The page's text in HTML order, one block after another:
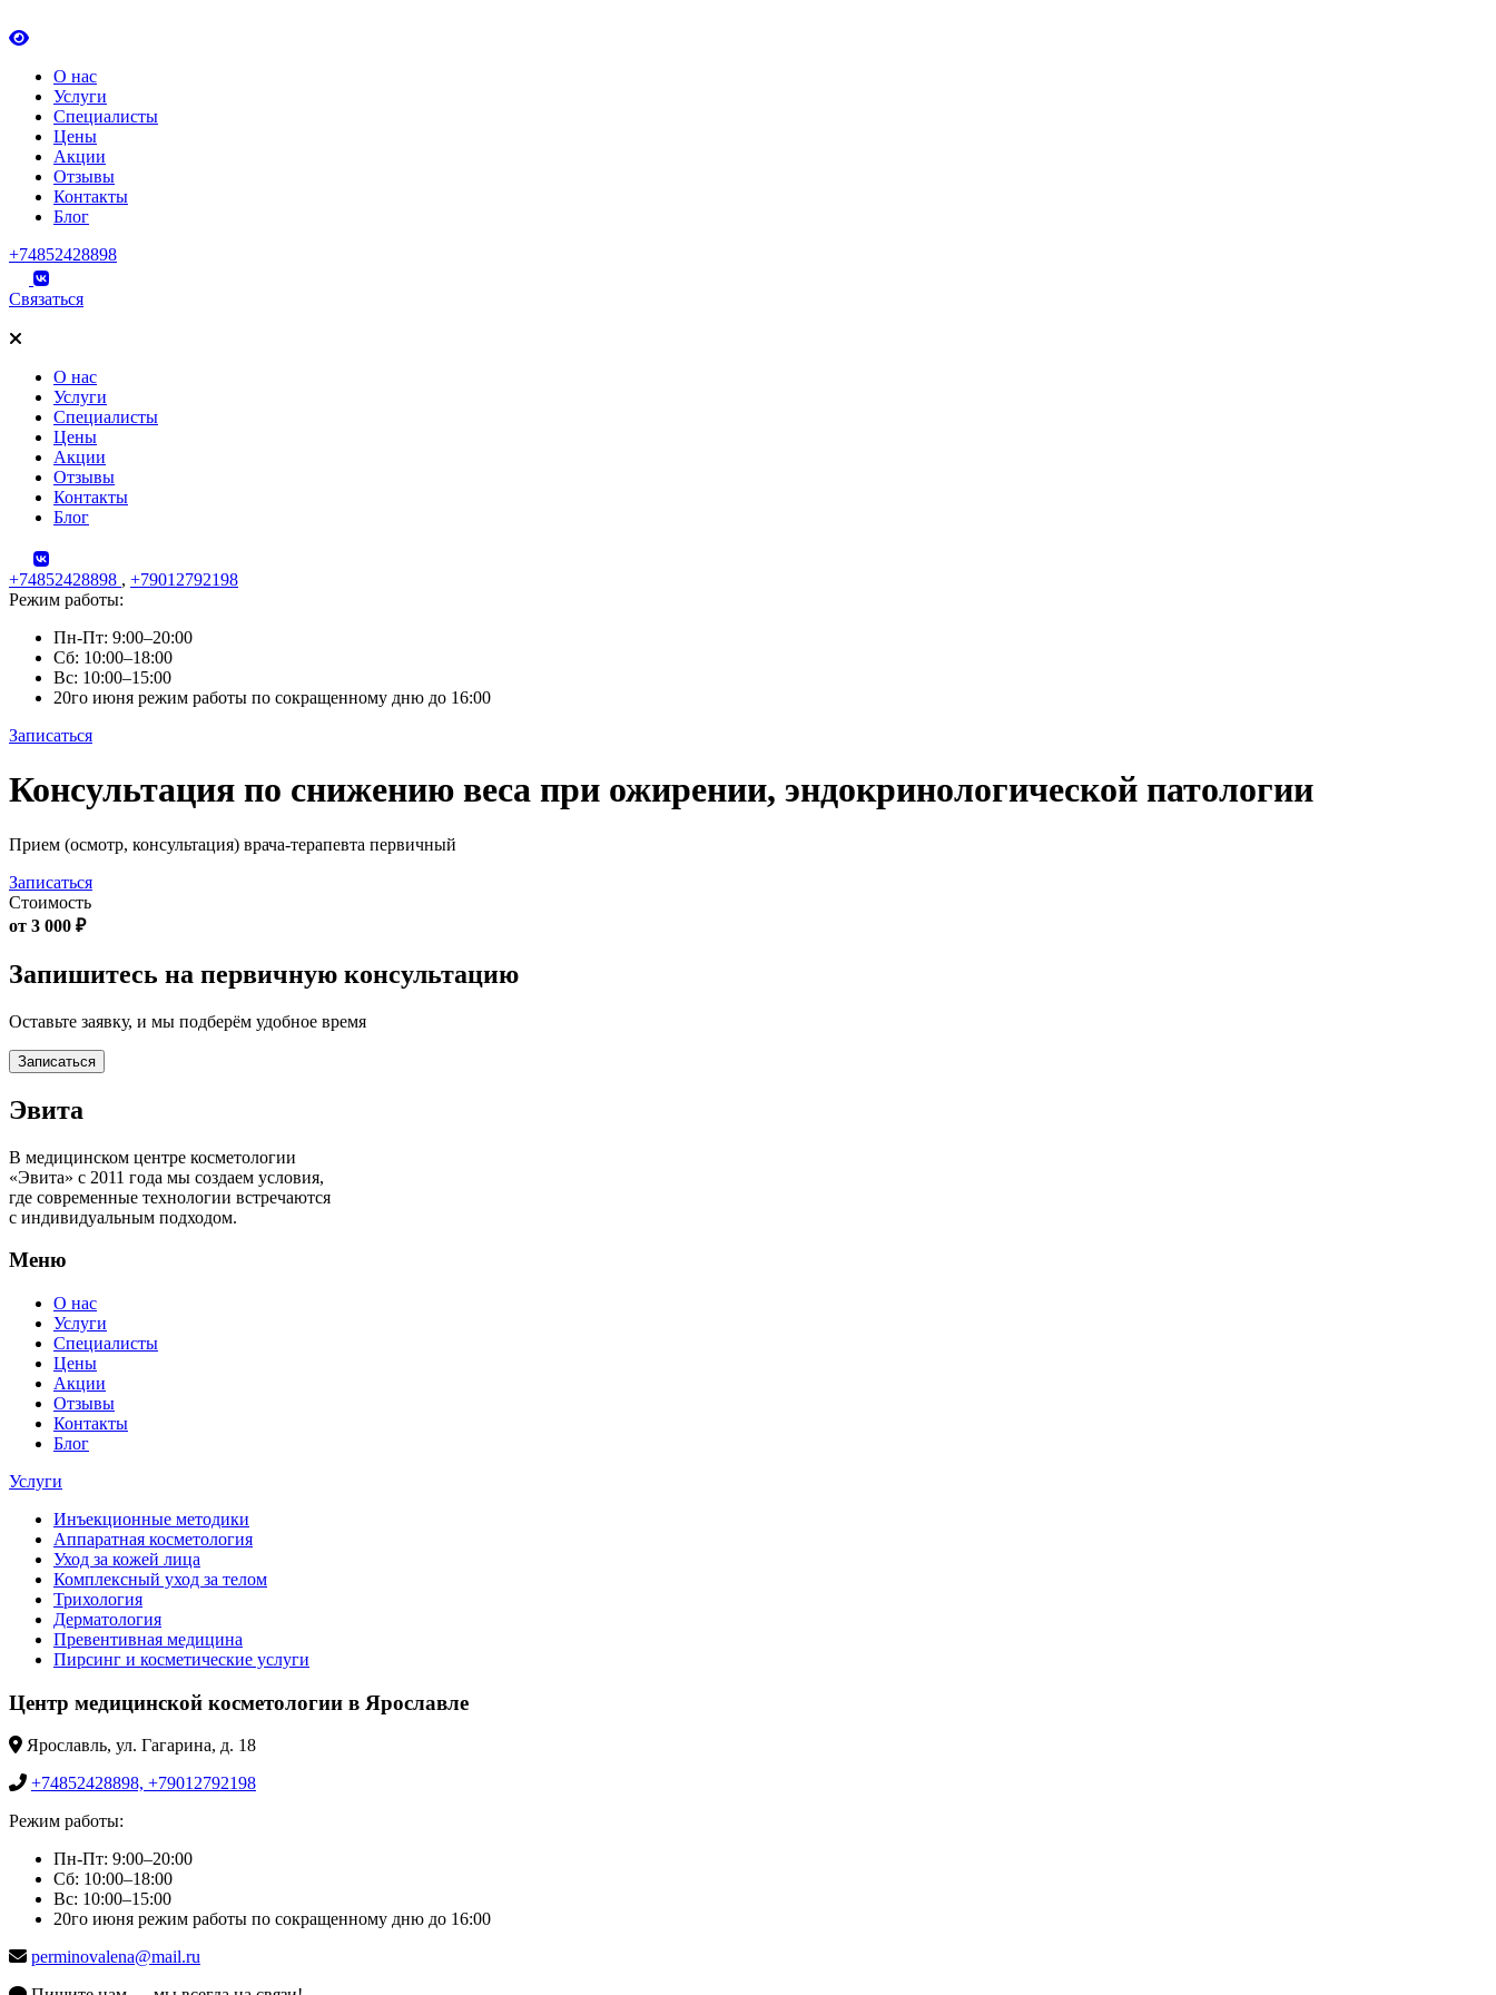
О нас
Услуги
Специалисты
Цены
Акции
Отзывы
Контакты
Блог
+74852428898
Связаться
О нас
Услуги
Специалисты
Цены
Акции
Отзывы
Контакты
Блог
+74852428898 , +79012792198
Режим работы:
Пн-Пт: 9:00–20:00
Сб: 10:00–18:00
Вс: 10:00–15:00
20го июня режим работы по сокращенному дню до 16:00
Записаться
Skip
to
Консультация по снижению веса при ожирении, эндокринологической патологии
Прием (осмотр, консультация) врача-терапевта первичный
Записаться
Стоимость
от 3 000 ₽
Запишитесь на первичную консультацию
Оставьте заявку, и мы подберём удобное время
Записаться
Эвита
В медицинском центре косметологии
«Эвита» с 2011 года мы создаем условия,
где современные технологии встречаются
с индивидуальным подходом.
Меню
О нас
Услуги
Специалисты
Цены
Акции
Отзывы
Контакты
Блог
Услуги
Инъекционные методики
Аппаратная косметология
Уход за кожей лица
Комплексный уход за телом
Трихология
Дерматология
Превентивная медицина
Пирсинг и косметические услуги
Центр медицинской косметологии в Ярославле
Ярославль, ул. Гагарина, д. 18
+74852428898, +79012792198
Режим работы:
Пн-Пт: 9:00–20:00
Сб: 10:00–18:00
Вс: 10:00–15:00
20го июня режим работы по сокращенному дню до 16:00
perminovalena@mail.ru